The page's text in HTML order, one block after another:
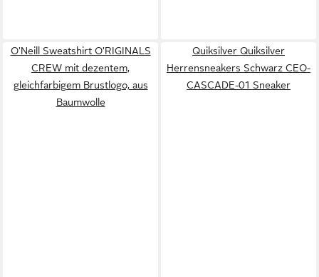
O'Neill Sweatshirt O'RIGINALS
CREW mit dezentem,
gleichfarbigem Brustlogo, aus
Baumwolle
Quiksilver Quiksilver
Herrensneakers Schwarz CEO-
CASCADE-01 Sneaker